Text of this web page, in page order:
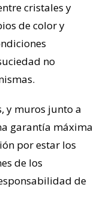
cristales y
de color y
no
y muros junto a
garantía máxima
por estar los
de los
de